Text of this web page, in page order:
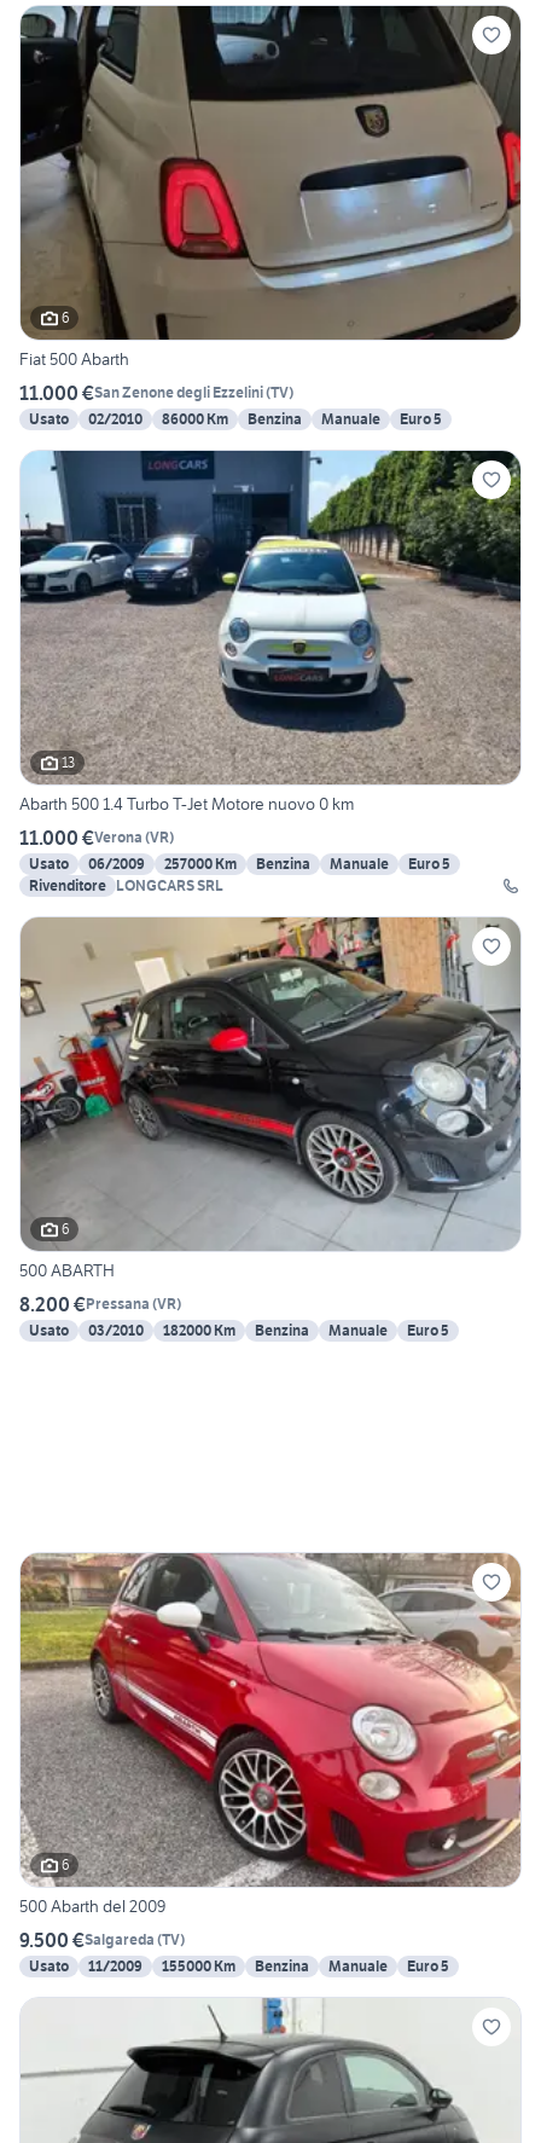
6
Fiat 500 Abarth
11.000 €San Zenone degli Ezzelini(TV)
Usato
02/2010 86000 Km Benzina Manuale Euro 5
13
Abarth 500 1.4 Turbo T-Jet Motore nuovo 0 km
11.000 €Verona (VR)
Usato
06/2009 257000 Km Benzina Manuale
Euro 5
Rivenditore LONGCARS SRL
6
500 ABARTH
8.200 €Pressana (VR)
Usato
03/2010 182000 Km Benzina Manuale Euro 5
6
500 Abarth del 2009
9.500 €Salgareda (TV)
Usato
11/2009 155000 Km Benzina Manuale Euro 5